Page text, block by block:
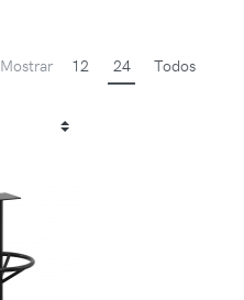
Mostrar 12 24 Todos